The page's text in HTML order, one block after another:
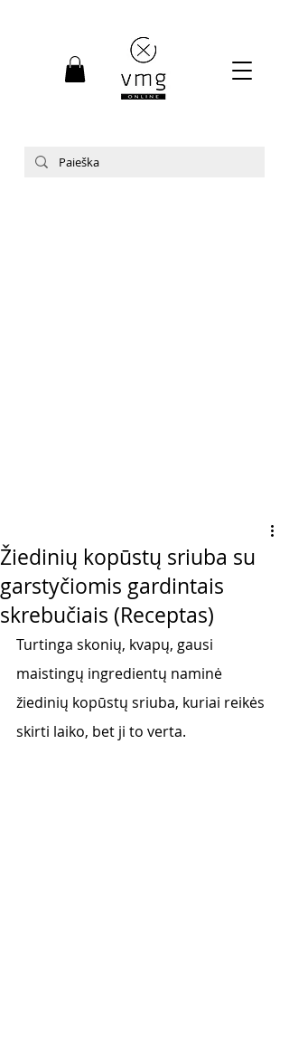
Žiedinių kopūstų sriuba su
garstyčiomis gardintais
skrebučiais (Receptas)
Turtinga skonių, kvapų, gausi
maistingų ingredientų naminė
žiedinių kopūstų sriuba, kuriai reikės
skirti laiko, bet ji to verta.